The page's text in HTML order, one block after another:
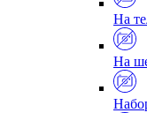
На
На